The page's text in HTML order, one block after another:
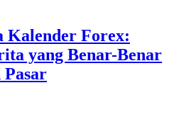
Kalender Forex:
yang Benar-Benar